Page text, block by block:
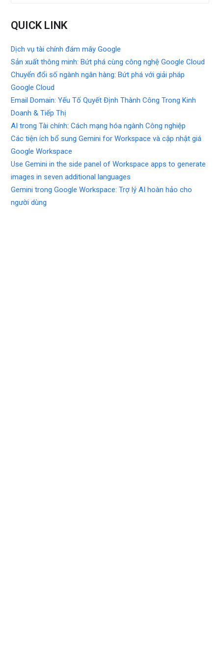
QUICK LINK
Dịch vụ tài chính đám mây Google
Sản xuất thông minh: Bứt phá cùng công nghệ Google Cloud
Chuyển đổi số ngành ngân hàng: Bứt phá với giải pháp
Google Cloud
Email Domain: Yếu Tố Quyết Định Thành Công Trong Kinh
Doanh & Tiếp Thị
AI trong Tài chính: Cách mạng hóa ngành Công nghiệp
Các tiện ích bổ sung Gemini for Workspace và cập nhật giá
Google Workspace
Use Gemini in the side panel of Workspace apps to generate
images in seven additional languages
Gemini trong Google Workspace: Trợ lý AI hoàn hảo cho
người dùng